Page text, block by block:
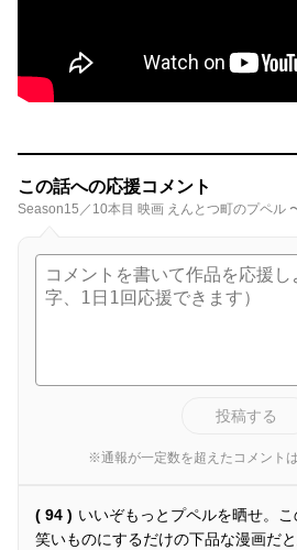
この話への応援コメント
Season15／10本目 映画 えんとつ町のプペル
投稿する
※通報が一定数を超えたコメント
( 94 ) いいぞもっとプペルを晒せ。
笑いものにするだけの下品な漫画だ